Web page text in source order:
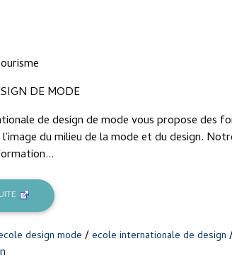
DE MODE
de design de mode vous propose des
du milieu de la mode et du design.
design mode /ecole internationale de design